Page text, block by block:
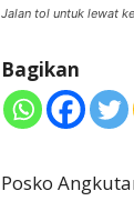
Jalan tol untuk lewat
Bagikan
Posko